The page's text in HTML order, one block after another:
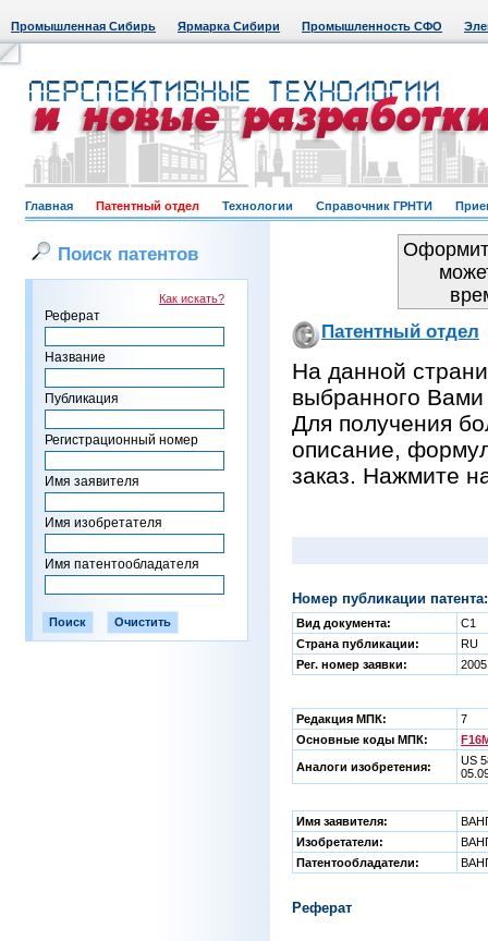
Промышленная Сибирь Ярмарка Сибири Промышленность СФО
Главная Патентный отдел Технологии Справочник ГРНТИ
Поиск патентов
Как искать?
Реферат
Название
Публикация
Регистрационный номер
Имя заявителя
Имя изобретателя
Имя патентообладателя
Патентный отдел
На данной
выбранного Вами
Для получения
описание,
заказ. Нажмите
Номер публикации
Вид документа:
C1
Страна публикации:
RU
Рег. номер заявки:
Редакция МПК:
7
Основные коды МПК:
Аналоги изобретения:
US
Имя заявителя:
Изобретатели:
Патентообладатели:
Реферат